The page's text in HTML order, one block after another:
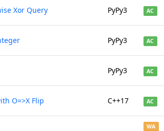
Xor Query PyPy3 AC
PyPy3 AC
PyPy3 AC
O=>X Flip C++17 AC
WA